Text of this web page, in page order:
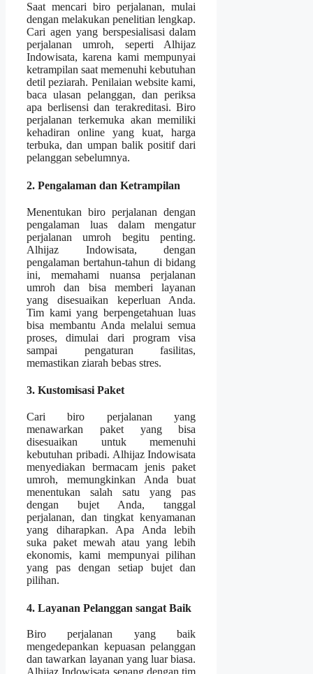
Saat mencari biro perjalanan, mulai
dengan melakukan penelitian lengkap.
Cari agen yang berspesialisasi dalam
perjalanan umroh, seperti Alhijaz
Indowisata, karena kami mempunyai
ketrampilan saat memenuhi kebutuhan
detil peziarah. Penilaian website kami,
baca ulasan pelanggan, dan periksa
apa berlisensi dan terakreditasi. Biro
perjalanan terkemuka akan memiliki
kehadiran online yang kuat, harga
terbuka, dan umpan balik positif dari
pelanggan sebelumnya.
2. Pengalaman dan Ketrampilan
Menentukan biro perjalanan dengan
pengalaman luas dalam mengatur
perjalanan umroh begitu penting.
Alhijaz Indowisata, dengan
pengalaman bertahun-tahun di bidang
ini, memahami nuansa perjalanan
umroh dan bisa memberi layanan
yang disesuaikan keperluan Anda.
Tim kami yang berpengetahuan luas
bisa membantu Anda melalui semua
proses, dimulai dari program visa
sampai pengaturan fasilitas,
memastikan ziarah bebas stres.
3. Kustomisasi Paket
Cari biro perjalanan yang
menawarkan paket yang bisa
disesuaikan untuk memenuhi
kebutuhan pribadi. Alhijaz Indowisata
menyediakan bermacam jenis paket
umroh, memungkinkan Anda buat
menentukan salah satu yang pas
dengan bujet Anda, tanggal
perjalanan, dan tingkat kenyamanan
yang diharapkan. Apa Anda lebih
suka paket mewah atau yang lebih
ekonomis, kami mempunyai pilihan
yang pas dengan setiap bujet dan
pilihan.
4. Layanan Pelanggan sangat Baik
Biro perjalanan yang baik
mengedepankan kepuasan pelanggan
dan tawarkan layanan yang luar biasa.